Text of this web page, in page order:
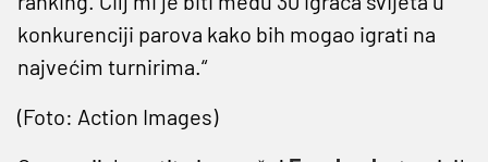
konkurenciji parova kako bih mogao igrati na
najvećim turnirima.“
(Foto: Action Images)